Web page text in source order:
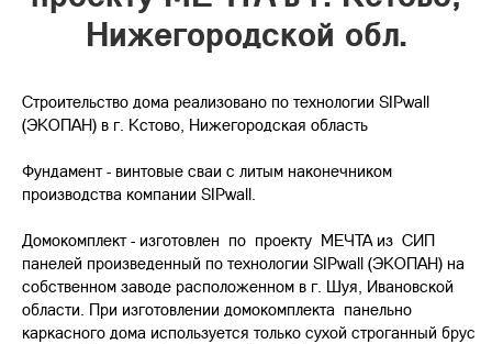
Нижегородской обл.
Строительство дома реализовано по технологии SIPwall
(ЭКОПАН) в г. Кстово, Нижегородская область
Фундамент - винтовые сваи с литым наконечником
производства компании SIPwall.
Домокомплект - изготовлен по проекту МЕЧТА из СИП
панелей произведенный по технологии SIPwall (ЭКОПАН) на
собственном заводе расположенном в г. Шуя, Ивановской
области. При изготовлении домокомплекта панельно
каркасного дома используется только сухой строганный брус